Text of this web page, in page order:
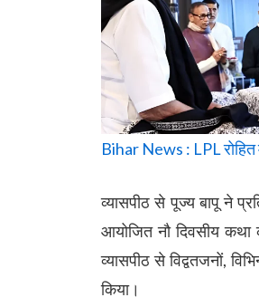
Bihar News : LPL रोहित
व्यासपीठ से पूज्य बापू ने
आयोजित नौ दिवसीय
व्यासपीठ से विद्वतजनों,
किया।